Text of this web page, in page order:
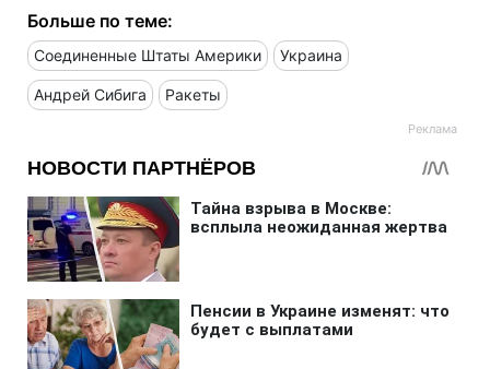
Больше по теме:
Соединенные Штаты Америки Украина
Андрей Сибига Ракеты